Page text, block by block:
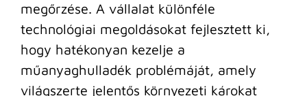
megőrzése. A vállalat különféle
technológiai megoldásokat fejlesztett ki,
hogy hatékonyan kezelje a
műanyaghulladék problémáját, amely
világszerte jelentős környezeti károkat